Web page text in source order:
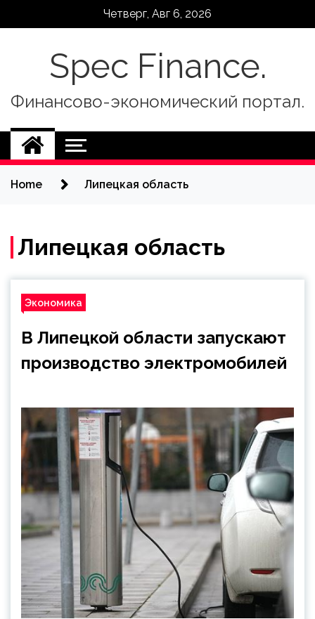
Четверг, Авг 6, 2026
Spec Finance.
Финансово-экономический портал.
Home Липецкая область
Липецкая область
Экономика
В Липецкой области запускают
производство электромобилей